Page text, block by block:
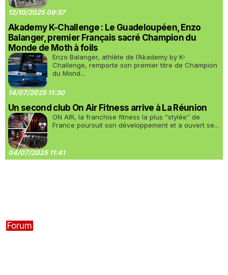
12/10/2025 09:37
Akademy K-Challenge : Le Guadeloupéen, Enzo
Balanger, premier Français sacré Champion du
Monde de Moth à foils
Enzo Balanger, athlète de l’Akademy by K-
Challenge, remporte son premier titre de Champion
du Mond...
14/07/2025 11:30
Un second club On Air Fitness arrive à La Réunion
ON AIR, la franchise fitness la plus “stylée” de
France poursuit son développement et a ouvert se...
04/07/2025 11:41
Forum